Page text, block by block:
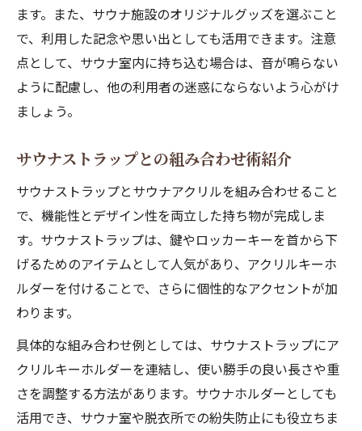
ます。また、サウナ施設のオリジナルグッズを選ぶこと
で、利用した記念や思い出としても活用できます。注意
点として、サウナ室内に持ち込む場合は、音が鳴らない
ように配慮し、他の利用者の迷惑にならないよう心がけ
ましょう。
サウナストラップとの組み合わせ術紹介
サウナストラップとサウナアクリルを組み合わせること
で、機能性とデザイン性を両立した持ち物が完成しま
す。サウナストラップは、鍵やロッカーキーを首から下
げるためのアイテムとして人気があり、アクリルキーホ
ルダーを付けることで、さらに個性的なアクセントが加
わります。
具体的な組み合わせ例としては、サウナストラップにア
クリルキーホルダーを連結し、使い勝手の良い長さや重
さを調整する方法があります。サウナホルダーとしても
活用でき、サウナ室や脱衣所での紛失防止にも役立ちま